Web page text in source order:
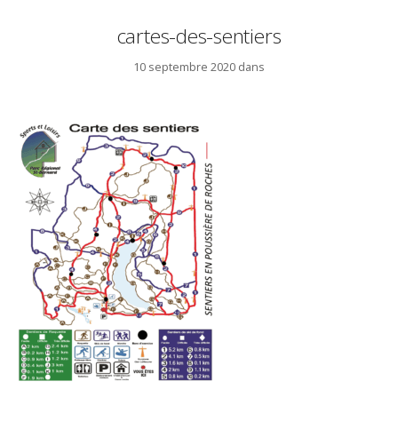
cartes-des-sentiers
10 septembre 2020 dans